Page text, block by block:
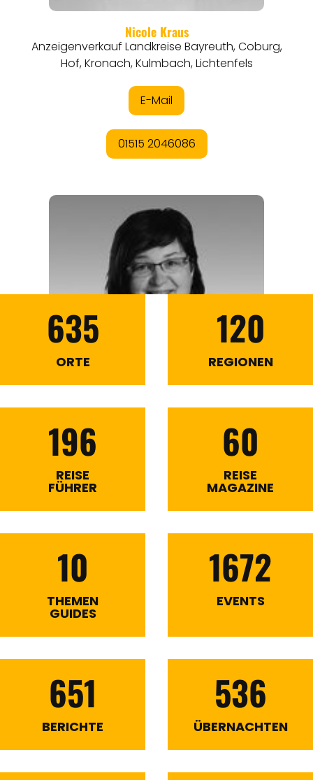
635
ORTE
120
REGIONEN
196
REISE
FÜHRER
60
REISE
MAGAZINE
10
THEMEN
GUIDES
1672
EVENTS
651
BERICHTE
536
ÜBERNACHTEN